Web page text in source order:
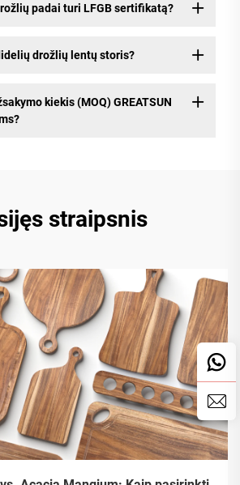
padai turi LFGB sertifikatą?
drožlių lentų storis?
kiekis (MOQ) GREATSUN
straipsnis